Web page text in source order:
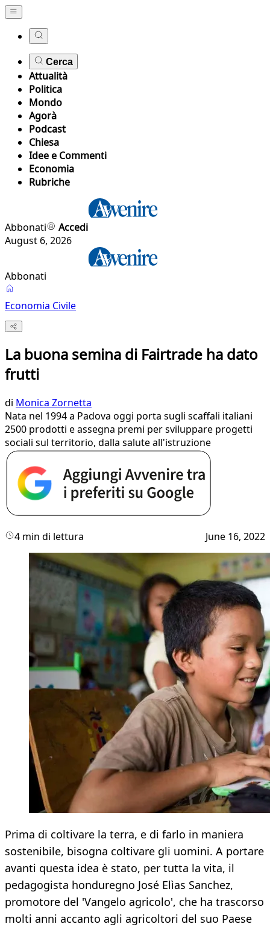
Cerca
Attualità
Politica
Mondo
Agorà
Podcast
Chiesa
Idee e Commenti
Economia
Rubriche
Abbonati
Accedi
August 6, 2026
Abbonati
Economia Civile
La buona semina di Fairtrade ha dato
frutti
di Monica Zornetta
Nata nel 1994 a Padova oggi porta sugli scaffali italiani
2500 prodotti e assegna premi per sviluppare progetti
sociali sul territorio, dalla salute all'istruzione
4 min di lettura June 16, 2022
Prima di coltivare la terra, e di farlo in maniera
sostenibile, bisogna coltivare gli uomini. A portare
avanti questa idea è stato, per tutta la vita, il
pedagogista honduregno José Elìas Sanchez,
promotore del 'Vangelo agricolo', che ha trascorso
molti anni accanto agli agricoltori del suo Paese